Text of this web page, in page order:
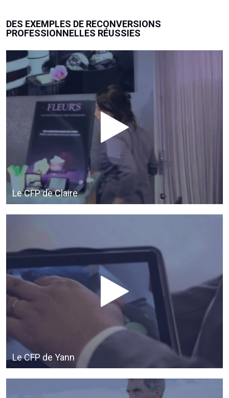
DES EXEMPLES DE RECONVERSIONS
PROFESSIONNELLES RÉUSSIES
Le CFP de Claire
Le CFP de Yann